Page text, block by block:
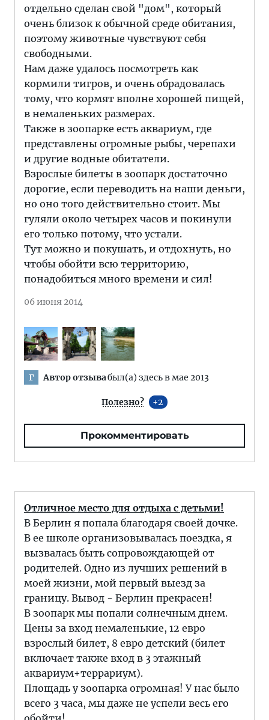
отдельно сделан свой "дом", который
очень близок к обычной среде обитания,
поэтому животные чувствуют себя
свободными.
Нам даже удалось посмотреть как
кормили тигров, и очень обрадовалась
тому, что кормят вполне хорошей пищей,
в немаленьких размерах.
Также в зоопарке есть аквариум, где
представлены огромные рыбы, черепахи
и другие водные обитатели.
Взрослые билеты в зоопарк достаточно
дорогие, если переводить на наши деньги,
но оно того действительно стоит. Мы
гуляли около четырех часов и покинули
его только потому, что устали.
Тут можно и покушать, и отдохнуть, но
чтобы обойти всю территорию,
понадобиться много времени и сил!
06 июня 2014
Г Автор отзывабыл(а) здесь в мае 2013
Полезно? 2
Прокомментировать
Отличное место для отдыха с детьми!
В Берлин я попала благодаря своей дочке.
В ее школе организовывалась поездка, я
вызвалась быть сопровождающей от
родителей. Одно из лучших решений в
моей жизни, мой первый выезд за
границу. Вывод - Берлин прекрасен!
В зоопарк мы попали солнечным днем.
Цены за вход немаленькие, 12 евро
взрослый билет, 8 евро детский (билет
включает также вход в 3 этажный
аквариум+террариум).
Площадь у зоопарка огромная! У нас было
всего 3 часа, мы даже не успели весь его